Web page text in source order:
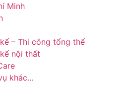
Minh
– Thi công tổng thể
nội thất
khác…